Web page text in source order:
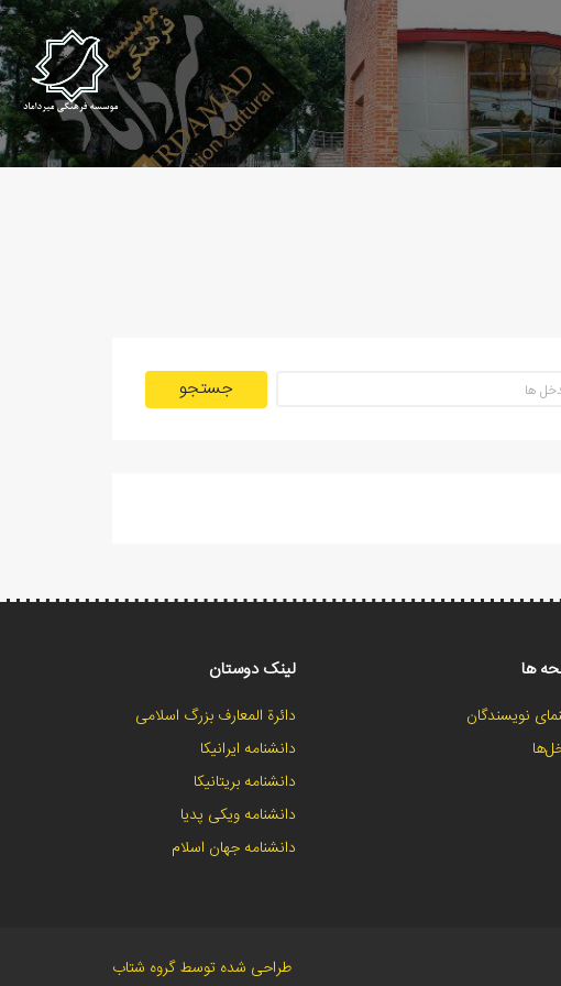
جستجو
ها
نویسندگان
لینک دوستان
دائرة المعارف بزرگ اسلامی
دانشنامه ایرانیکا
دانشنامه بریتانیکا
دانشنامه ویکی پدیا
دانشنامه جهان اسلام
طراحی شده توسط گروه شتاب